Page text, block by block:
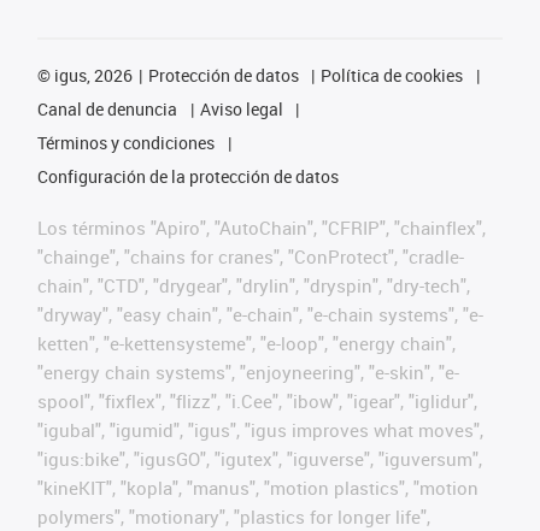
© igus, 2026 Protección de datos
Política de cookies
Canal de denuncia
Aviso legal
Términos y condiciones
Configuración de la protección de datos
Los términos "Apiro", "AutoChain", "CFRIP", "chainflex",
"chainge", "chains for cranes", "ConProtect", "cradle-
chain", "CTD", "drygear", "drylin", "dryspin", "dry-tech",
"dryway", "easy chain", "e-chain", "e-chain systems", "e-
ketten", "e-kettensysteme", "e-loop", "energy chain",
"energy chain systems", "enjoyneering", "e-skin", "e-
spool", "fixflex", "flizz", "i.Cee", "ibow", "igear", "iglidur",
"igubal", "igumid", "igus", "igus improves what moves",
"igus:bike", "igusGO", "igutex", "iguverse", "iguversum",
"kineKIT", "kopla", "manus", "motion plastics", "motion
polymers", "motionary", "plastics for longer life",